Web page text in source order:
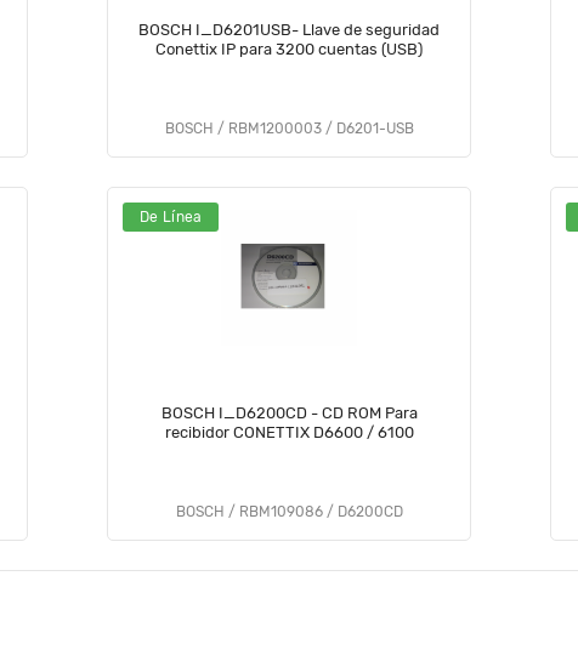
BOSCH I_D6201USB- Llave de seguridad
Conettix IP para 3200 cuentas (USB)
BOSCH / RBM1200003 / D6201-USB
De Línea
BOSCH I_D6200CD - CD ROM Para
recibidor CONETTIX D6600 / 6100
BOSCH / RBM109086 / D6200CD